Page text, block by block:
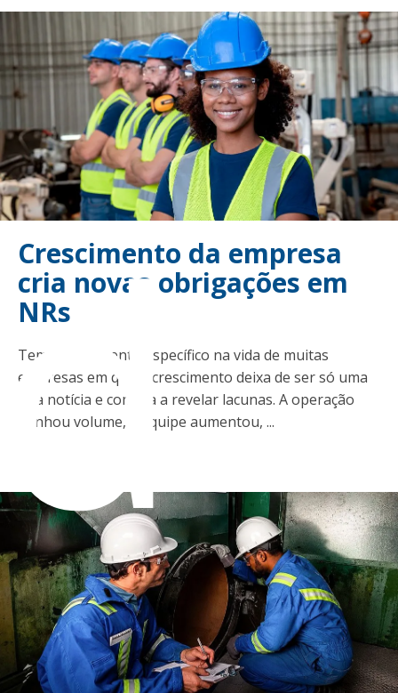
Crescimento da empresa
cria novas obrigações em
NRs
Tem um momento específico na vida de muitas
empresas em que o crescimento deixa de ser só uma
boa notícia e começa a revelar lacunas. A operação
ganhou volume, a equipe aumentou, ...